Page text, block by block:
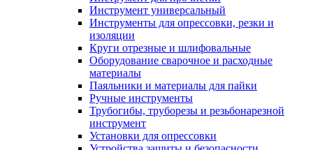
Инструмент универсальный
Инструменты для опрессовки, резки и
изоляции
Круги отрезные и шлифовальные
Оборудование сварочное и расходные
материалы
Паяльники и материалы для пайки
Ручные инструменты
Трубогибы, труборезы и резьбонарезной
инструмент
Установки для опрессовки